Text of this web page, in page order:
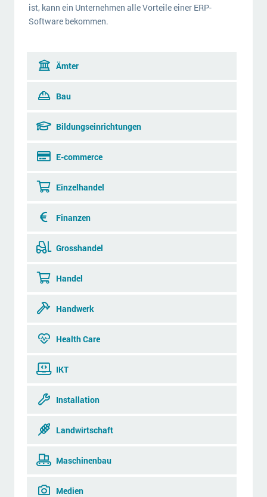
ist, kann ein Unternehmen alle Vorteile einer ERP-
Software bekommen.
Ämter
Bau
Bildungseinrichtungen
E-commerce
Einzelhandel
Finanzen
Grosshandel
Handel
Handwerk
Health Care
IKT
Installation
Landwirtschaft
Maschinenbau
Medien